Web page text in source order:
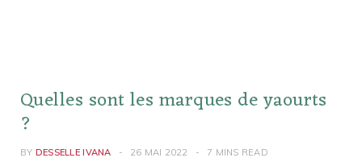
Quelles sont les marques de yaourts
?
BY DESSELLE IVANA 26 MAI 2022 7 MINS READ